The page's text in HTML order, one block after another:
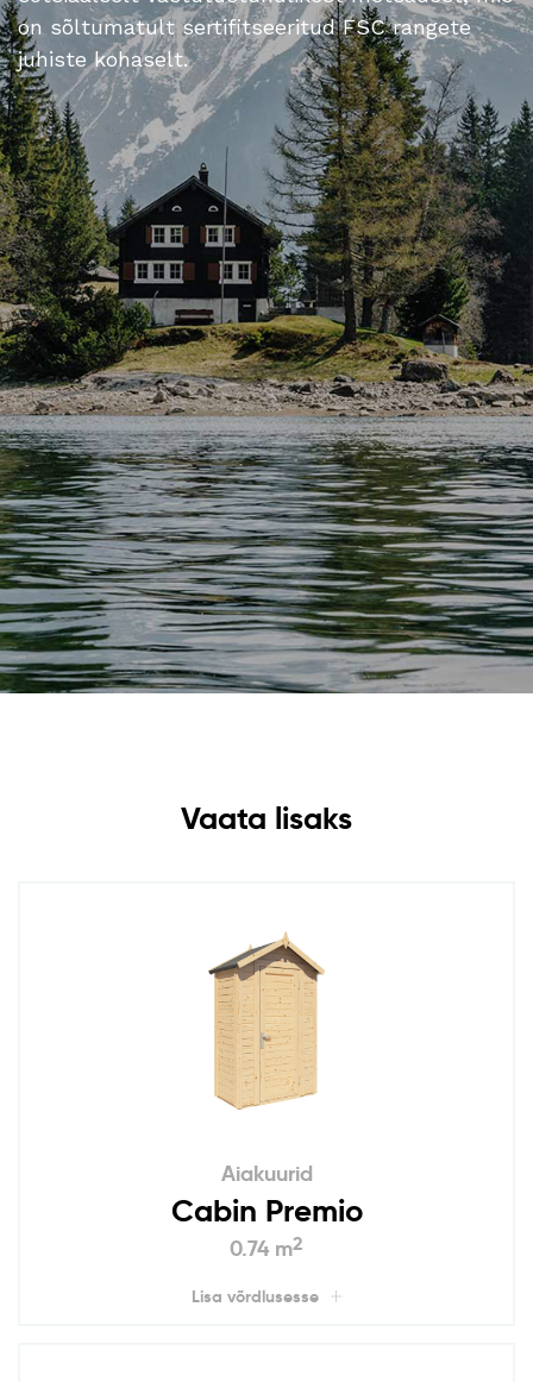
on sõltumatult sertifitseeritud FSC rangete
juhiste kohaselt.
Vaata lisaks
Aiakuurid
Cabin Premio
0.74 m2
Lisa võrdlusesse